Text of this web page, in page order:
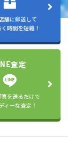
舗に郵送して
時間を短縮！
査定
真を送るだけで
ィーな査定！